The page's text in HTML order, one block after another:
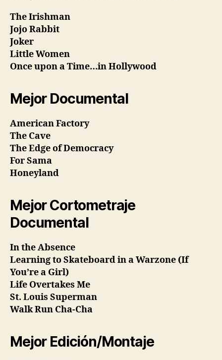
The Irishman
Jojo Rabbit
Joker
Little Women
Once upon a Time…in Hollywood
Mejor Documental
American Factory
The Cave
The Edge of Democracy
For Sama
Honeyland
Mejor Cortometraje
Documental
In the Absence
Learning to Skateboard in a Warzone (If
You’re a Girl)
Life Overtakes Me
St. Louis Superman
Walk Run Cha-Cha
Mejor Edición/Montaje